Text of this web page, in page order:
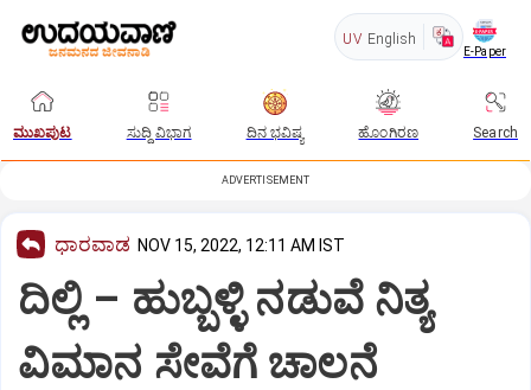
UV English
E-Paper
ಮುಖಪುಟ ಸುದ್ದಿ ವಿಭಾಗ ದಿನ ಭವಿಷ್ಯ ಹೊಂಗಿರಣ Search
ADVERTISEMENT
ಧಾರವಾಡ NOV 15, 2022, 12:11 AM IST
ದಿಲ್ಲಿ – ಹುಬ್ಬಳ್ಳಿ ನಡುವೆ ನಿತ್ಯ
ವಿಮಾನ ಸೇವೆಗೆ ಚಾಲನೆ